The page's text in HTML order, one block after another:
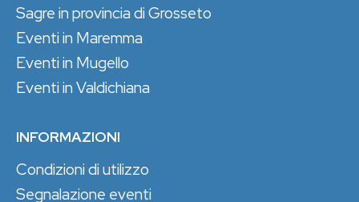
Sagre in provincia di Grosseto
Eventi in Maremma
Eventi in Mugello
Eventi in Valdichiana
INFORMAZIONI
Condizioni di utilizzo
Segnalazione eventi